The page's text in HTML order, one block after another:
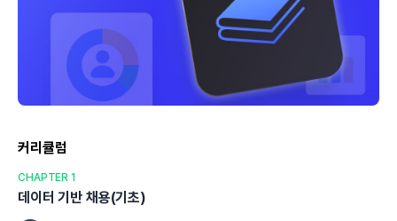
커리큘럼
CHAPTER 1
데이터 기반 채용(기초)